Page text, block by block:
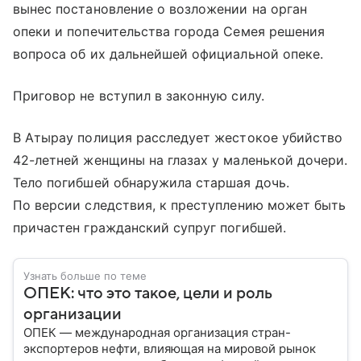
вынес постановление о возложении на орган
опеки и попечительства города Семея решения
вопроса об их дальнейшей официальной опеке.
Приговор не вступил в законную силу.
В Атырау полиция расследует жестокое убийство
42-летней женщины на глазах у маленькой дочери.
Тело погибшей обнаружила старшая дочь.
По версии следствия, к преступлению может быть
причастен гражданский супруг погибшей.
Узнать больше по теме
ОПЕК: что это такое, цели и роль
организации
ОПЕК — международная организация стран-
экспортеров нефти, влияющая на мировой рынок